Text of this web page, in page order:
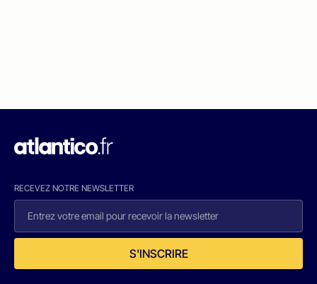
RECEVEZ NOTRE NEWSLETTER
S'INSCRIRE